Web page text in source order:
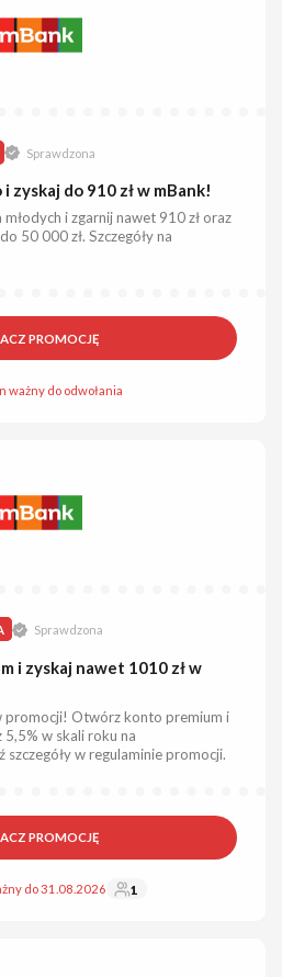
Sprawdzona
zyskaj do 910 zł w mBank!
i zgarnij nawet 910 zł oraz
50 000 zł. Szczegóły na
PROMOCJĘ
ważny do odwołania
Sprawdzona
i zyskaj nawet 1010 zł w
promocji! Otwórz konto premium i
5,5% w skali roku na
szczegóły w regulaminie promocji.
PROMOCJĘ
do 31.08.2026 1